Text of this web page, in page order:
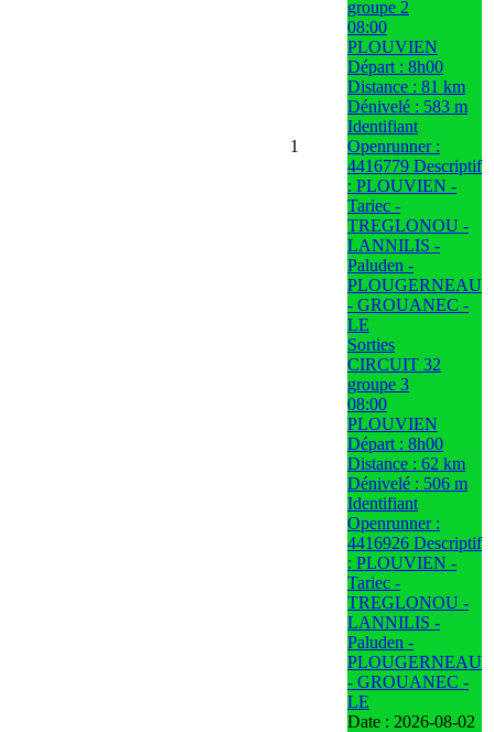
1
groupe 2
08:00
PLOUVIEN
Départ : 8h00
Distance : 81 km
Dénivelé : 583 m
Identifiant
Openrunner :
4416779 Descriptif
: PLOUVIEN -
Tariec -
TREGLONOU -
LANNILIS -
Paluden -
PLOUGERNEAU
- GROUANEC -
LE
Sorties
CIRCUIT 32
groupe 3
08:00
PLOUVIEN
Départ : 8h00
Distance : 62 km
Dénivelé : 506 m
Identifiant
Openrunner :
4416926 Descriptif
: PLOUVIEN -
Tariec -
TREGLONOU -
LANNILIS -
Paluden -
PLOUGERNEAU
- GROUANEC -
LE
Date : 2026-08-02